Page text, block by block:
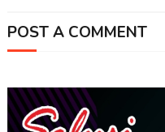
POST A COMMENT